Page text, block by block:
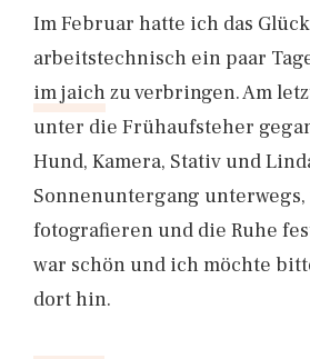
Im Februar hatte ich das
arbeitstechnisch ein paar
im jaichzu verbringen. Am
unter die Frühaufsteher
Hund, Kamera, Stativ und
Sonnenuntergang
fotografieren und die Ruhe
war schön und ich möchte
dort hin.